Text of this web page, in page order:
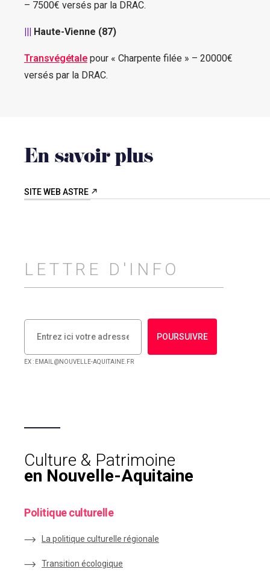
– 7500€ versés par la DRAC.
||| Haute-Vienne (87)
Transvégétale pour « Charpente filée » – 20000€
versés par la DRAC.
En savoir plus
SITE WEB ASTRE
LETTRE D'INFO
POURSUIVRE
EX : EMAIL@NOUVELLE-AQUITAINE.FR
Culture & Patrimoine
en Nouvelle-Aquitaine
Politique culturelle
La politique culturelle régionale
Transition écologique